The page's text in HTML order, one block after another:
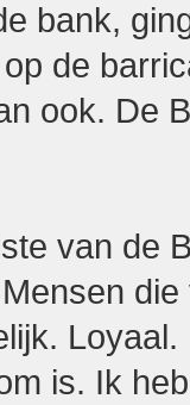
bank,
de
ook. De
van de
is. Ik